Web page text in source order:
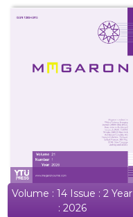
Volume : 14 Issue : 2 Year
: 2026